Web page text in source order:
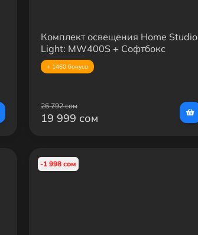
Комплект освещения Home Studio
Light: MW400S + Софтбокс
BobbyStudio PRO 50×70, 2×LED
панели U600 PRO со стойками +
+ 1460 бонуса
26 792 сом
19 999 сом
-1 998 сом